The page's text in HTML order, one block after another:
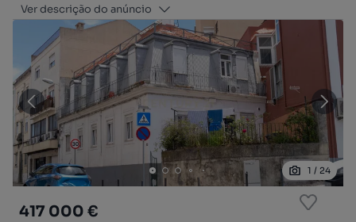
Ver descrição do anúncio
1 / 24
417 000 €